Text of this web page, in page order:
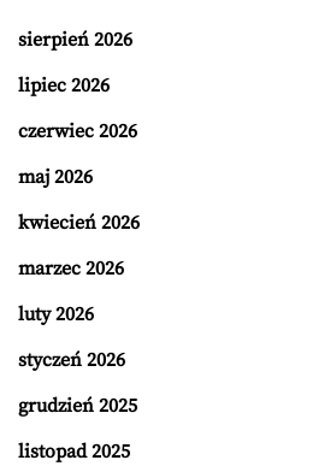
sierpień 2026
lipiec 2026
czerwiec 2026
maj 2026
kwiecień 2026
marzec 2026
luty 2026
styczeń 2026
grudzień 2025
listopad 2025